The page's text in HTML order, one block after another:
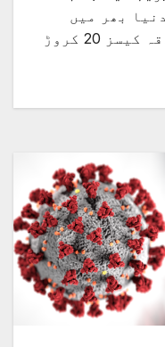
بھر میں
ہلاکتیں 4327103ہوگئیں،مصدقہ کیسز 20 کروڑ